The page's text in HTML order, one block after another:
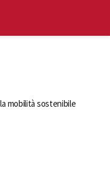
mobilità sostenibile